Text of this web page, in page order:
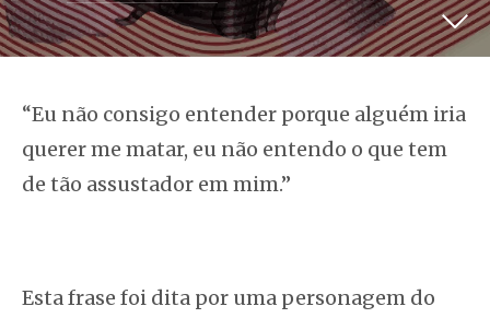
“Eu não consigo entender porque alguém iria
querer me matar, eu não entendo o que tem
de tão assustador em mim.”
Esta frase foi dita por uma personagem do